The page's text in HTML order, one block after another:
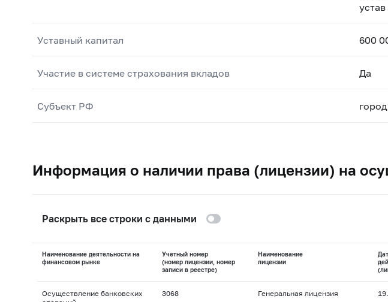
Уставный капитал 600
Участие в системе страхования вкладов Да
Субъект РФ
Информация о наличии права (лицензии) на
Раскрыть все строки с данными
Наименование деятельности на
финансовом рынке
Учетный номер
(номер лицензии, номер
записи в реестре)
Наименование
лицензии
Осуществление банковских
3068 Генеральная лицензия